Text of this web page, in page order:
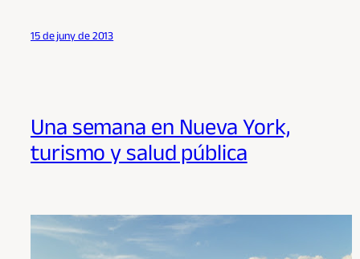
15 de juny de 2013
Una semana en Nueva York,
turismo y salud pública